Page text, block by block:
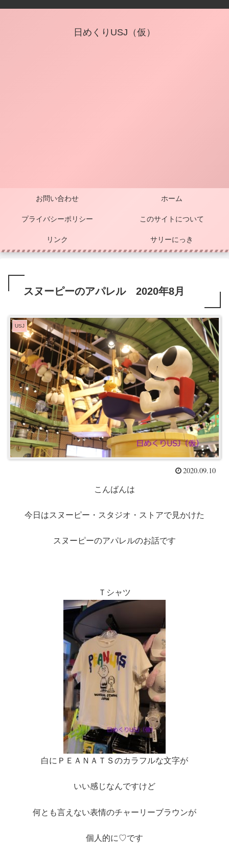
日めくりUSJ（仮）
お問い合わせ ホーム
プライバシーポリシー このサイトについて
リンク サリーにっき
スヌーピーのアパレル 2020年8月
USJ
2020.09.10
こんばんは
今日はスヌーピー・スタジオ・ストアで見かけた
スヌーピーのアパレルのお話です
Ｔシャツ
白にＰＥＡＮＡＴＳのカラフルな文字が
いい感じなんですけど
何とも言えない表情のチャーリーブラウンが
個人的に♡です